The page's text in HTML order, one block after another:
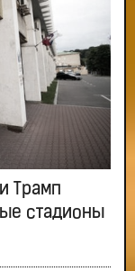
Трамп
стадионы